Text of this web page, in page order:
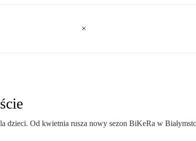
dzieci. Od kwietnia rusza nowy sezon BiKeRa w